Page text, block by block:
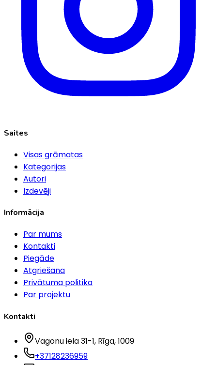
Saites
Visas grāmatas
Kategorijas
Autori
Izdevēji
Informācija
Par mums
Kontakti
Piegāde
Atgriešana
Privātuma politika
Par projektu
Kontakti
Vagonu iela 31-1, Rīga, 1009
+37128236959